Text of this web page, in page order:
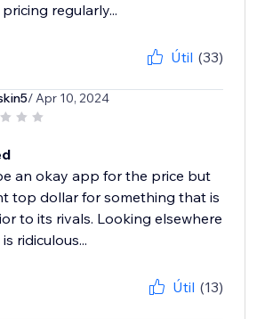
regularly...
Útil (33)
/ Apr 10, 2024
an okay app for the price but
top dollar for something that is
to its rivals. Looking elsewhere
ridiculous...
Útil (13)